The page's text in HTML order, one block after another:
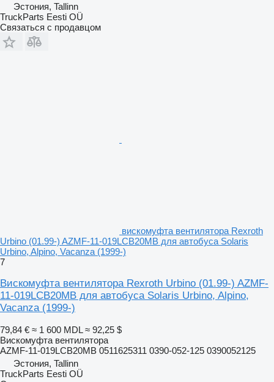
Эстония, Tallinn
TruckParts Eesti OÜ
Связаться с продавцом
вискомуфта вентилятора Rexroth
Urbino (01.99-) AZMF-11-019LCB20MB для автобуса Solaris
Urbino, Alpino, Vacanza (1999-)
7
Вискомуфта вентилятора Rexroth Urbino (01.99-) AZMF-
11-019LCB20MB для автобуса Solaris Urbino, Alpino,
Vacanza (1999-)
79,84 € ≈ 1 600 MDL ≈ 92,25 $
Вискомуфта вентилятора
AZMF-11-019LCB20MB 0511625311 0390-052-125 0390052125
Эстония, Tallinn
TruckParts Eesti OÜ